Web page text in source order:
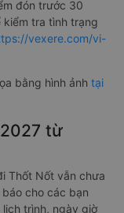
đón trước 30
kiểm tra tình trạng
vexere.com/vi-
bằng hình ảnh tại
từ
Thốt Nốt vẫn chưa
cho các bạn
trình, ngày giờ